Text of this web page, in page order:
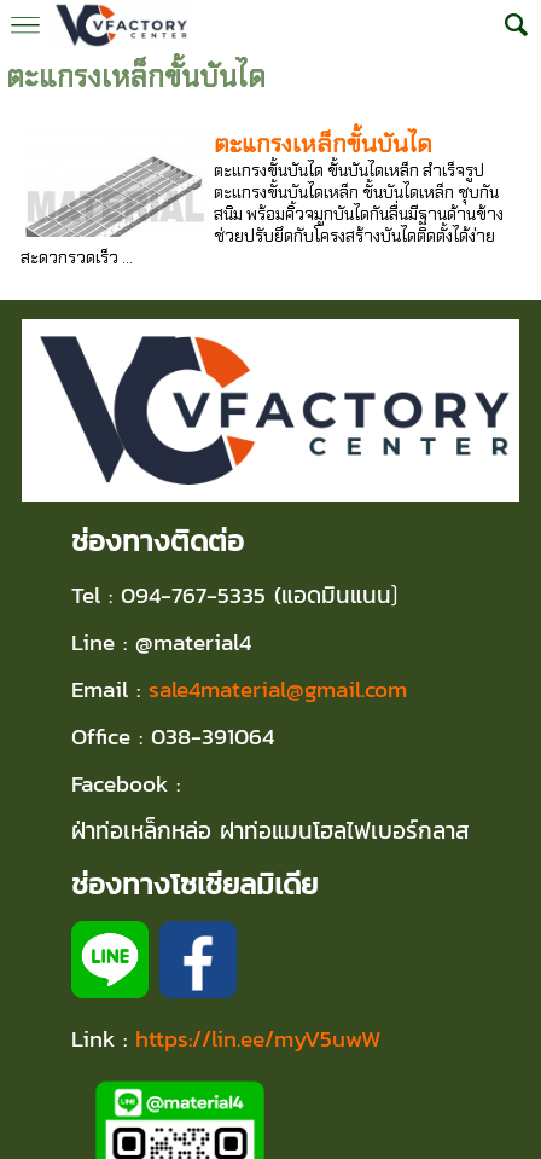
ตะแกรงเหล็กขั้นบันได
ตะแกรงเหล็กขั้นบันได
ตะแกรงขั้นบันได ขั้นบันไดเหล็ก สำเร็จรูป
ตะแกรงขั้นบันไดเหล็ก ขั้นบันไดเหล็ก ชุบกัน
สนิม พร้อมคิ้วจมูกบันไดกันลื่นมีฐานด้านข้าง
ช่วยปรับยึดกับโครงสร้างบันไดติดตั้งได้ง่าย
สะดวกรวดเร็ว ...
ช่องทางติดต่อ
Tel : 094-767-5335 (แอดมินแนน)
Line : @material4
Email : sale4material@gmail.com
Office : 038-391064
Facebook :
ฝ่าท่อเหล็กหล่อ ฝาท่อแมนโฮลไฟเบอร์กลาส
ช่องทางโซเชียลมิเดีย
Link : https://lin.ee/myV5uwW